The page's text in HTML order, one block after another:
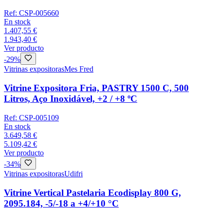
Ref: CSP-005660
En stock
1.407,55 €
1.943,40 €
Ver producto
-29%
Vitrinas expositorasMes Fred
Vitrine Expositora Fria, PASTRY 1500 C, 500
Litros, Aço Inoxidável, +2 / +8 ºC
Ref: CSP-005109
En stock
3.649,58 €
5.109,42 €
Ver producto
-34%
Vitrinas expositorasUdifri
Vitrine Vertical Pastelaria Ecodisplay 800 G,
2095.184, -5/-18 a +4/+10 °C